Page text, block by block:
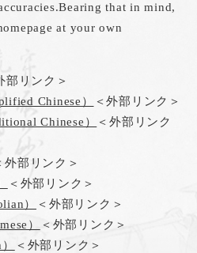
that in mind,
at your own
部リンク＞
Chinese）
＜外部リンク＞
Chinese）
＜外部リンク
外部リンク＞
＜外部リンク＞
）
＜外部リンク＞
）
＜外部リンク＞
＜外部リンク＞